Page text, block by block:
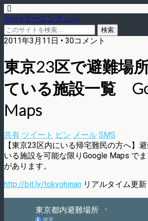
blog.eラーニング.co.jp
2011年3月11日 • 30コメント
東京23区で避難場
ている施設一覧
Maps
共有 ツイート ピン メール SMS
【東京23区内にいる帰宅難民の方へ】
いる施設を可能な限りGoogle Maps で
があります。
http://bit.ly/tokyohinan リアルタイム更新